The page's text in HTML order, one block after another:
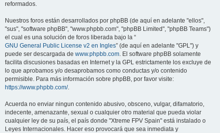
reformados.
Nuestros foros están desarrollados por phpBB (de aquí en adelante "ellos",
"sus", "software phpBB", "www.phpbb.com", "phpBB Limited", "phpBB Teams")
el cual es una solución de foros liberada bajo la “
GNU General Public License v2 en Ingles” (de aquí en adelante "GPL") y
puede ser descargada de www.phpbb.com. El software phpBB solamente
facilita discusiones basadas en Internet y la GPL estrictamente los excluye de
lo que aprobamos y/o desaprobamos como conductas y/o contenido
permisible. Para más información sobre phpBB, por favor visite:
https://www.phpbb.com/.
Acuerda no enviar ningun contenido abusivo, obsceno, vulgar, difamatorio,
indecente, amenazante, sexual o cualquier otro material que pueda violar
cualquier ley de su país, el país donde "Xtreme FPV Spain" está instalado o
Leyes Internacionales. Hacer eso provocará que sea inmediata y